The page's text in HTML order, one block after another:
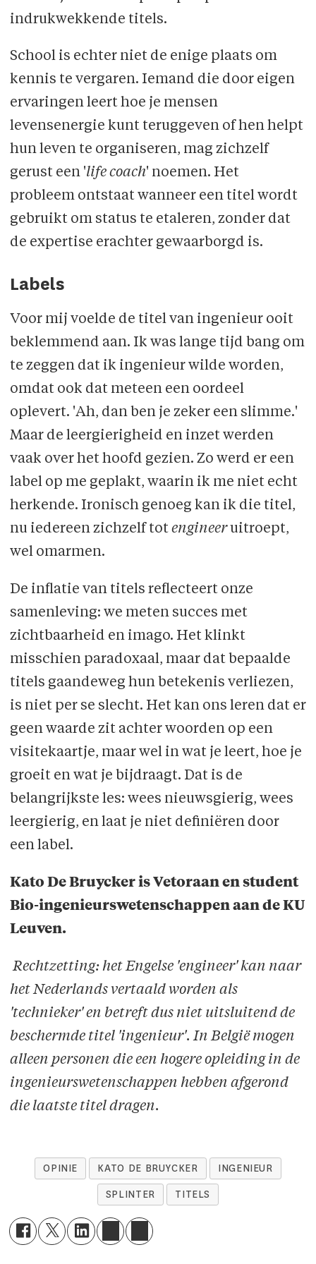
indrukwekkende titels.
School is echter niet de enige plaats om
kennis te vergaren. Iemand die door eigen
ervaringen leert hoe je mensen
levensenergie kunt teruggeven of hen helpt
hun leven te organiseren, mag zichzelf
gerust een 'life coach' noemen. Het
probleem ontstaat wanneer een titel wordt
gebruikt om status te etaleren, zonder dat
de expertise erachter gewaarborgd is.
Labels
Voor mij voelde de titel van ingenieur ooit
beklemmend aan. Ik was lange tijd bang om
te zeggen dat ik ingenieur wilde worden,
omdat ook dat meteen een oordeel
oplevert. 'Ah, dan ben je zeker een slimme.'
Maar de leergierigheid en inzet werden
vaak over het hoofd gezien. Zo werd er een
label op me geplakt, waarin ik me niet echt
herkende. Ironisch genoeg kan ik die titel,
nu iedereen zichzelf tot engineeruitroept,
wel omarmen.
De inflatie van titels reflecteert onze
samenleving: we meten succes met
zichtbaarheid en imago. Het klinkt
misschien paradoxaal, maar dat bepaalde
titels gaandeweg hun betekenis verliezen,
is niet per se slecht. Het kan ons leren dat er
geen waarde zit achter woorden op een
visitekaartje, maar wel in wat je leert, hoe je
groeit en wat je bijdraagt. Dat is de
belangrijkste les: wees nieuwsgierig, wees
leergierig, en laat je niet definiëren door
een label.
Kato De Bruycker is Vetoraan en student
Bio-ingenieurswetenschappen aan de KU
Leuven.
Rechtzetting: het Engelse 'engineer' kan naar
het Nederlands vertaald worden als
'technieker' en betreft dus niet uitsluitend de
beschermde titel 'ingenieur'. In België mogen
alleen personen die een hogere opleiding in de
ingenieurswetenschappen hebben afgerond
die laatste titel dragen.
OPINIE KATO DE BRUYCKER INGENIEUR
SPLINTER TITELS